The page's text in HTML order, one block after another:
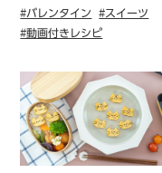
#バレンタイン
#スイーツ
#動画付きレシピ